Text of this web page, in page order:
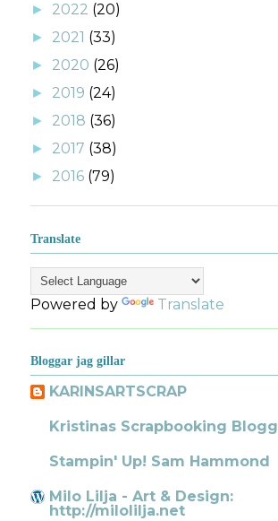
► 2022 (20)
► 2021 (33)
► 2020 (26)
► 2019 (24)
► 2018 (36)
► 2017 (38)
► 2016 (79)
Translate
Powered by Translate
Bloggar jag gillar
KARINSARTSCRAP
Kristinas Scrapbooking Blogg
Stampin' Up! Sam Hammond
Milo Lilja - Art & Design:
http://milolilja.net